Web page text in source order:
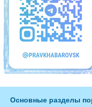
Основные разделы